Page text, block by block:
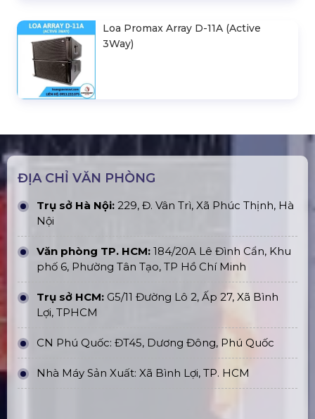
Loa Promax Array D-11A (Active
3Way)
ĐỊA CHỈ VĂN PHÒNG
Trụ sở Hà Nội: 229, Đ. Vân Trì, Xã Phúc Thịnh, Hà
Nội
Văn phòng TP. HCM: 184/20A Lê Đình Cẩn, Khu
phố 6, Phường Tân Tạo, TP Hồ Chí Minh
Trụ sở HCM: G5/11 Đường Lô 2, Ấp 27, Xã Bình
Lợi, TPHCM
CN Phú Quốc: ĐT45, Dương Đông, Phú Quốc
Nhà Máy Sản Xuất: Xã Bình Lợi, TP. HCM